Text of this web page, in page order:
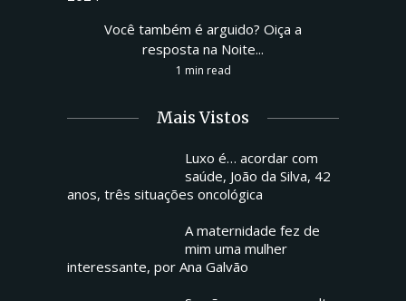
Você também é arguido? Oiça a
resposta na Noite...
1 min read
Mais Vistos
Luxo é… acordar com
saúde, João da Silva, 42
anos, três situações oncológica
A maternidade fez de
mim uma mulher
interessante, por Ana Galvão